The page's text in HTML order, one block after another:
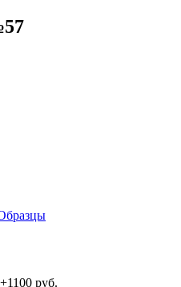
+1100 руб.